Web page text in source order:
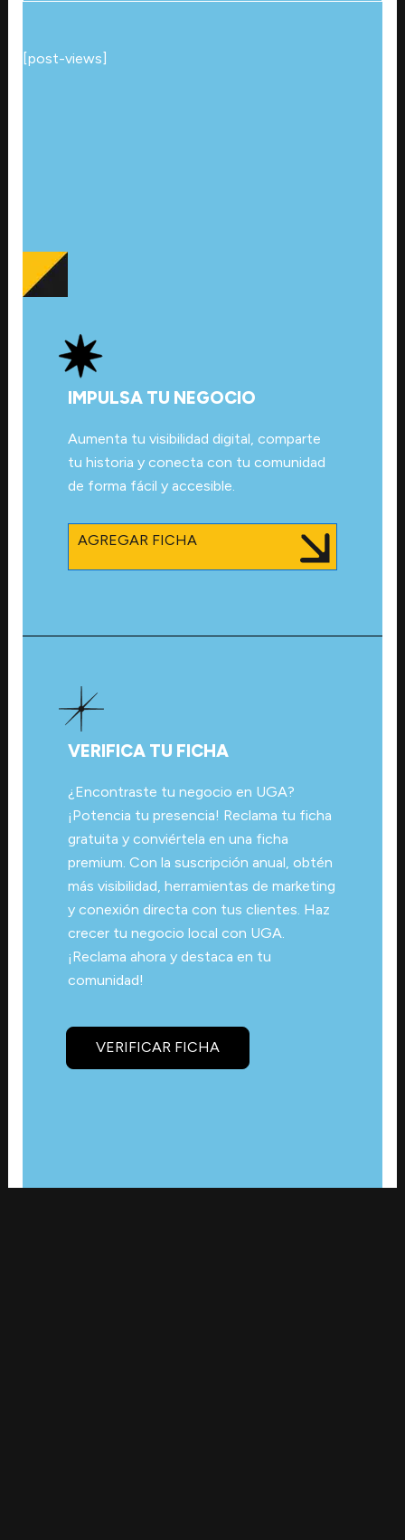
[post-views]
IMPULSA TU NEGOCIO
Aumenta tu visibilidad digital, comparte
tu historia y conecta con tu comunidad
de forma fácil y accesible.
AGREGAR FICHA
VERIFICA TU FICHA
¿Encontraste tu negocio en UGA?
¡Potencia tu presencia! Reclama tu ficha
gratuita y conviértela en una ficha
premium. Con la suscripción anual, obtén
más visibilidad, herramientas de marketing
y conexión directa con tus clientes. Haz
crecer tu negocio local con UGA.
¡Reclama ahora y destaca en tu
comunidad!
VERIFICAR FICHA